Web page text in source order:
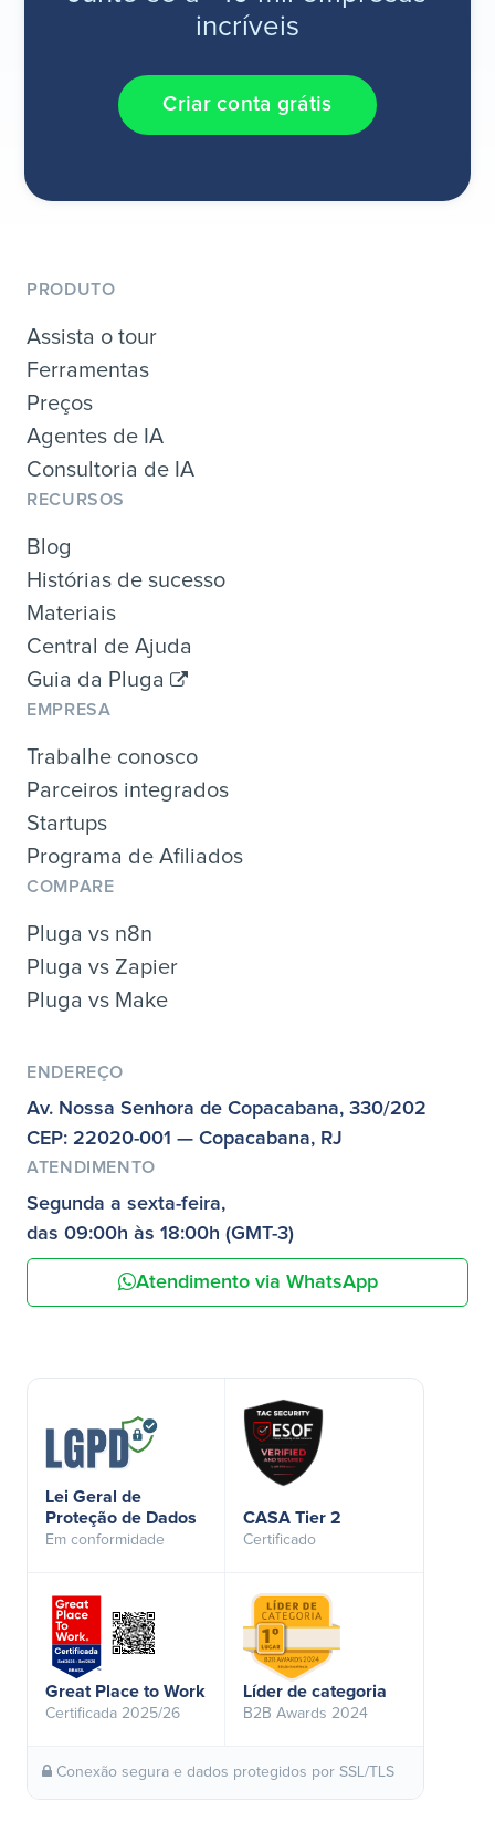
incríveis
Criar conta grátis
PRODUTO
Assista o tour
Ferramentas
Preços
Agentes de IA
Consultoria de IA
RECURSOS
Blog
Histórias de sucesso
Materiais
Central de Ajuda
Guia da Pluga
EMPRESA
Trabalhe conosco
Parceiros integrados
Startups
Programa de Afiliados
COMPARE
Pluga vs n8n
Pluga vs Zapier
Pluga vs Make
ENDEREÇO
Av. Nossa Senhora de Copacabana, 330/202
CEP: 22020-001 — Copacabana, RJ
ATENDIMENTO
Segunda a sexta-feira,
das 09:00h às 18:00h (GMT-3)
Atendimento via WhatsApp
Lei Geral de
Proteção de Dados
Em conformidade
CASA Tier 2
Certificado
Great Place to Work
Certificada 2025/26
Líder de categoria
B2B Awards 2024
Conexão segura e dados protegidos por SSL/TLS